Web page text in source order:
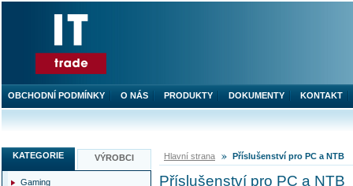
Hlavní strana Příslušenství pro PC a NTB
Příslušenství pro PC a NTB
KATEGORIE VÝROBCI
Gaming
OBCHODNÍ PODMÍNKY O NÁS PRODUKTY DOKUMENTY KONTAKT